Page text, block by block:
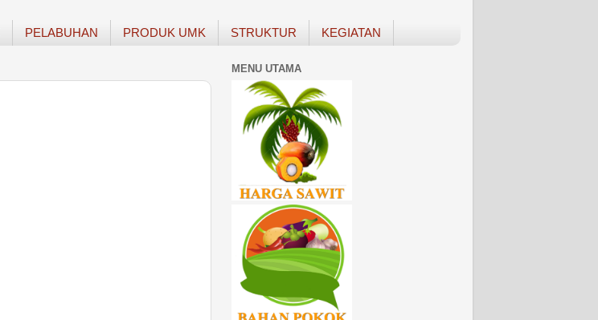
PELABUHAN PRODUK UMK STRUKTUR KEGIATAN
MENU UTAMA